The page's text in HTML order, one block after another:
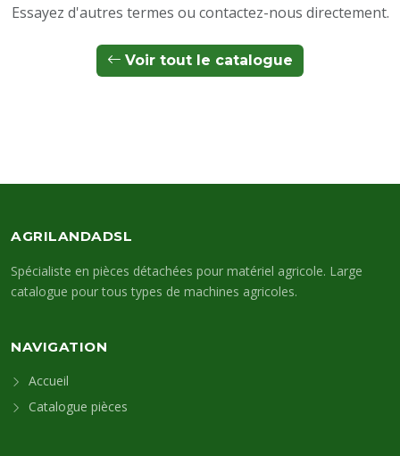
Essayez d'autres termes ou contactez-nous directement.
Voir tout le catalogue
AGRILANDADSL
Spécialiste en pièces détachées pour matériel agricole. Large
catalogue pour tous types de machines agricoles.
NAVIGATION
Accueil
Catalogue pièces